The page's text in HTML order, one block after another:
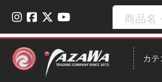
カテ